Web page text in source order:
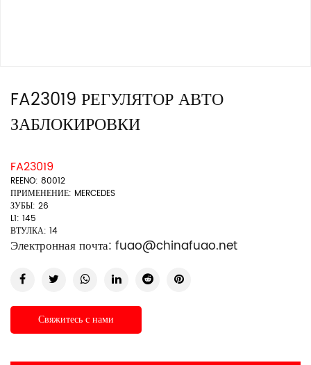
FA23019 РЕГУЛЯТОР АВТО
ЗАБЛОКИРОВКИ
FA23019
REENO: 80012
ПРИМЕНЕНИЕ: MERCEDES
ЗУБЫ: 26
L1: 145
ВТУЛКА: 14
Электронная почта: fuao@chinafuao.net
Свяжитесь с нами